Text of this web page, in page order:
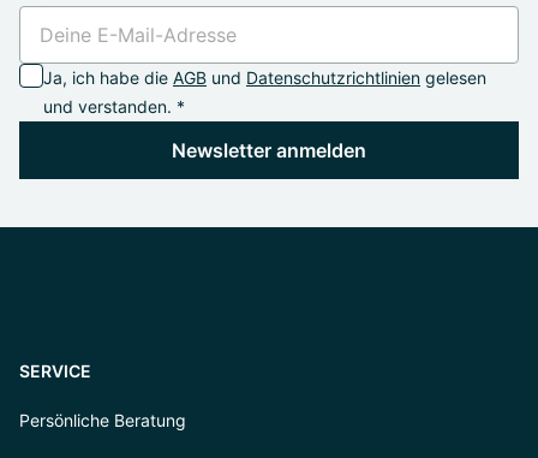
Ja, ich habe die AGB und Datenschutzrichtlinien gelesen
und verstanden. *
Newsletter anmelden
SERVICE
Persönliche Beratung